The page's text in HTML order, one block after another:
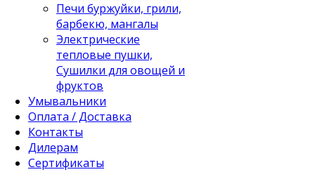
Печи буржуйки, грили,
барбекю, мангалы
Электрические
тепловые пушки,
Сушилки для овощей и
фруктов
Умывальники
Оплата / Доставка
Контакты
Дилерам
Сертификаты